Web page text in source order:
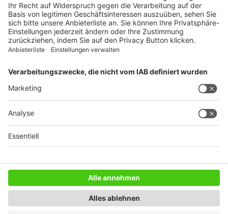
WEITERES AUS DEM VERLAG
Reisemobil International
SERVICE
Datenschutz
Newsletter